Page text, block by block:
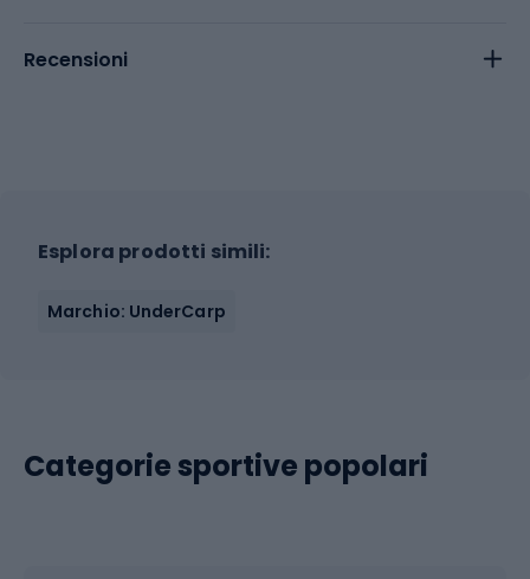
Recensioni
Esplora prodotti simili:
Marchio: UnderCarp
Categorie sportive popolari